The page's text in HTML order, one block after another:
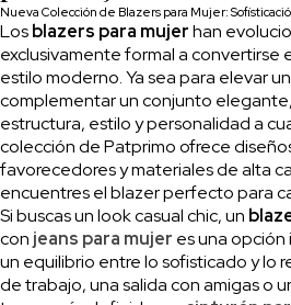
Nueva Colección de Blazers para Mujer:
Losblazers para mujerhan
exclusivamente formal a convertirse
estilo moderno. Ya sea para elevar
complementar un conjunto
estructura, estilo y personalidad a
colección de Patprimo ofrece
favorecedores y materiales de alta
encuentres el blazer perfecto para
Si buscas un look casual chic, un
con jeans para mujer es una opción
un equilibrio entre lo sofisticado y lo
de trabajo, una salida con amigas o